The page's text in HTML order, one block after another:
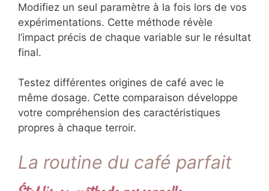
Modifiez un seul paramètre à la fois lors de vos
expérimentations. Cette méthode révèle
l’impact précis de chaque variable sur le résultat
final.
Testez différentes origines de café avec le
même dosage. Cette comparaison développe
votre compréhension des caractéristiques
propres à chaque terroir.
La routine du café parfait